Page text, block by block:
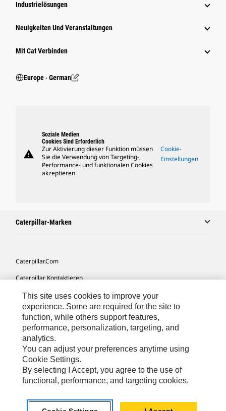
Industrielösungen
Neuigkeiten Und Veranstaltungen
Mit Cat Verbinden
Europe ‧ German
warning
Soziale Medien
Cookies Sind Erforderlich
Zur Aktivierung dieser Funktion müssen
Sie die Verwendung von Targeting-,
Performance- und funktionalen Cookies
akzeptieren.
Cookie-
Einstellungen
Caterpillar-Marken
Caterpillar.com
Caterpillar Kontaktieren
Meine Marketing-Präferenzen
Seitenübersicht
Cookie Settings
Rechtliche Hinweise
Datenschutz
Europe-German© 2026 Caterpillar. Alle Rechte vorbehalten.
This site uses cookies to improve your
experience. Some are required for the site to
function, while others support features,
performance, personalization, targeting, and
analytics.
You can adjust your preferences anytime using
Cookie Settings.
By selecting I Accept, you agree to the use of
functional, performance, and targeting cookies.